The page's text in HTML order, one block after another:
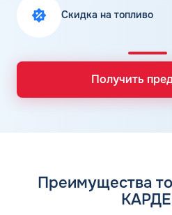
Скидка на топливо
Получить
Преимущества